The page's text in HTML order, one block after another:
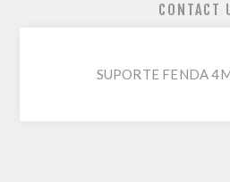
CONTACT
SUPORTE FENDA